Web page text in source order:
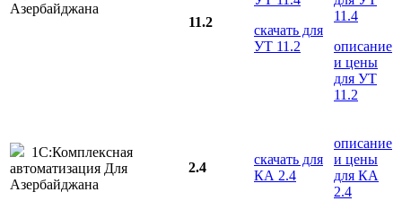
Азербайджана
11.2
скачать для
УТ 11.2
11.4
описание
и цены
для УТ
11.2
1С:Комплексная
автоматизация Для
Азербайджана
2.4
скачать для
КА 2.4
описание
и цены
для КА
2.4